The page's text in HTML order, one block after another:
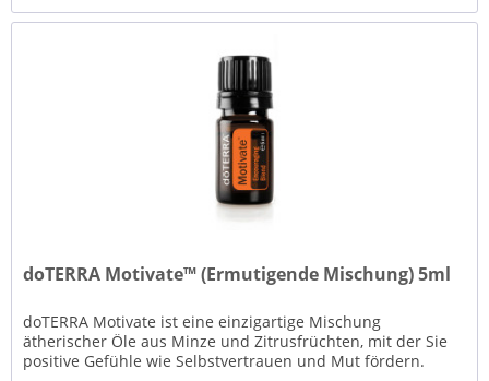
doTERRA Motivate™ (Ermutigende Mischung) 5ml
doTERRA Motivate ist eine einzigartige Mischung
ätherischer Öle aus Minze und Zitrusfrüchten, mit der Sie
positive Gefühle wie Selbstvertrauen und Mut fördern.